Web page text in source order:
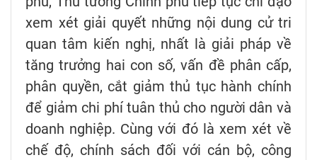
xem xét giải quyết những nội dung cử tri
quan tâm kiến nghị, nhất là giải pháp về
tăng trưởng hai con số, vấn đề phân cấp,
phân quyền, cắt giảm thủ tục hành chính
để giảm chi phí tuân thủ cho người dân và
doanh nghiệp. Cùng với đó là xem xét về
chế độ, chính sách đối với cán bộ, công